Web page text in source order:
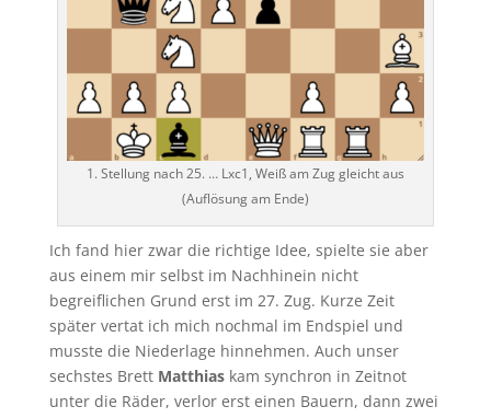
1. Stellung nach 25. … Lxc1, Weiß am Zug gleicht aus
(Auflösung am Ende)
Ich fand hier zwar die richtige Idee, spielte sie aber
aus einem mir selbst im Nachhinein nicht
begreiflichen Grund erst im 27. Zug. Kurze Zeit
später vertat ich mich nochmal im Endspiel und
musste die Niederlage hinnehmen. Auch unser
sechstes Brett Matthiaskam synchron in Zeitnot
unter die Räder, verlor erst einen Bauern, dann zwei